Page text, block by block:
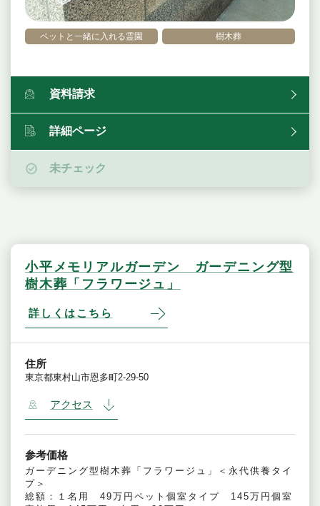
ペットと一緒に入れる霊園 樹木葬
資料請求
詳細ページ
未チェック
小平メモリアルガーデン ガーデニング型
樹木葬「フラワージュ」
詳しくはこちら
住所
東京都東村山市恩多町2-29-50
アクセス
参考価格
ガーデニング型樹木葬「フラワージュ」＜永代供養タイ
プ＞
総額：１名用 49万円ペット個室タイプ 145万円個室